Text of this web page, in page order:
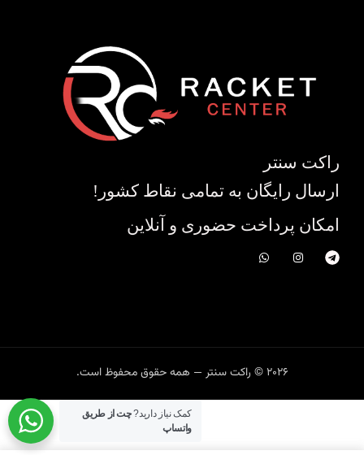
راکت سنتر
ارسال رایگان به تمامی نقاط کشور!
امکان پرداخت حضوری و آنلاین
2026 © راکت سنتر — همه حقوق محفوظ است.
کمک نیاز دارید?چت از طریق
واتساپ